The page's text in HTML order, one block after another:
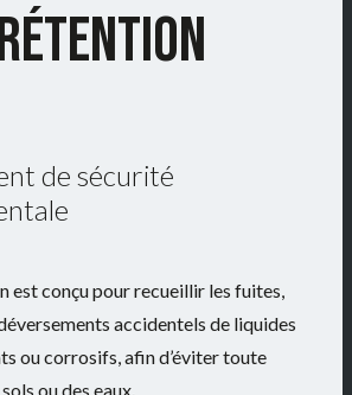
de sécurité
est conçu pour recueillir les fuites,
accidentels de liquides
ou corrosifs, afin d’éviter toute
ou des eaux.